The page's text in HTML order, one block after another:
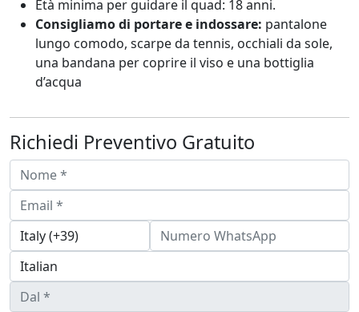
Età minima per guidare il quad: 18 anni.
Consigliamo di portare e indossare: pantalone
lungo comodo, scarpe da tennis, occhiali da sole,
una bandana per coprire il viso e una bottiglia
d’acqua
Richiedi Preventivo Gratuito